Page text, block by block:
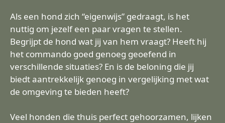
Als een hond zich “eigenwijs” gedraagt, is het
nuttig om jezelf een paar vragen te stellen.
Begrijpt de hond wat jij van hem vraagt? Heeft hij
het commando goed genoeg geoefend in
verschillende situaties? En is de beloning die jij
biedt aantrekkelijk genoeg in vergelijking met wat
de omgeving te bieden heeft?
Veel honden die thuis perfect gehoorzamen, lijken